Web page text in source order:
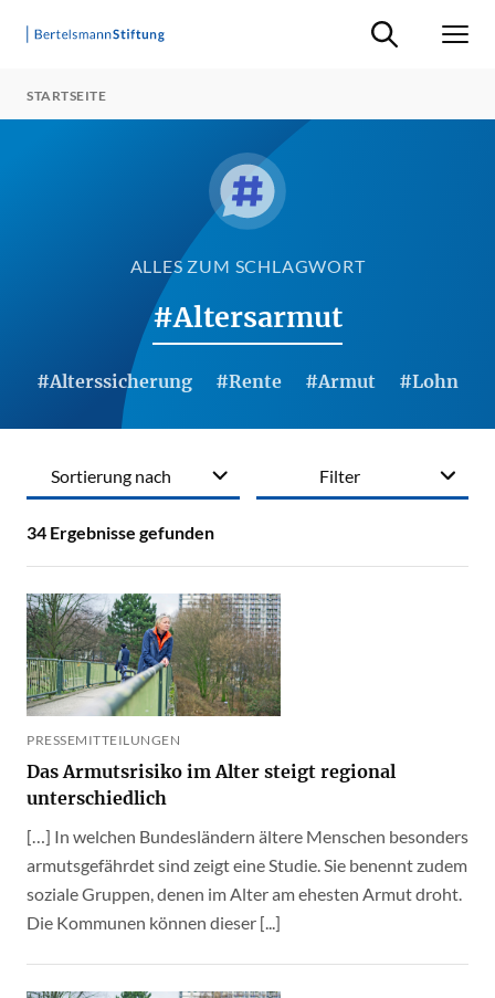
Suche ein-/
STARTSEITE
ALLES ZUM SCHLAGWORT
#Altersarmut
#Alterssicherung #Rente #Armut #Lohn
Filter
34 Ergebnisse gefunden
Sortierung nach
PRESSEMITTEILUNGEN
Das Armutsrisiko im Alter steigt regional
unterschiedlich
[…] In welchen Bundesländern ältere Menschen besonders
armutsgefährdet sind zeigt eine Studie. Sie benennt zudem
soziale Gruppen, denen im Alter am ehesten Armut droht.
Die Kommunen können dieser [...]